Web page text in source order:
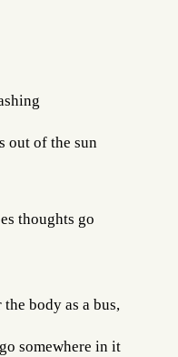
out of the sun
thoughts go
body as a bus,
somewhere in it